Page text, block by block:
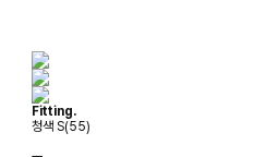
Fitting.
청색 S(55)